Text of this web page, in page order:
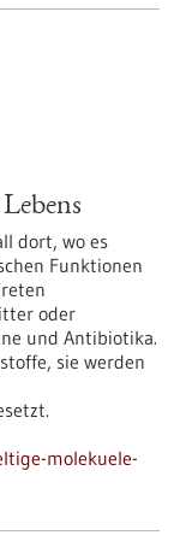
dort, wo es
Funktionen
oder
und Antibiotika.
sie werden
molekuele-